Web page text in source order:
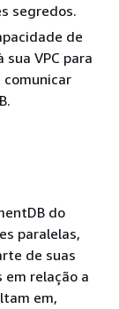
segredos.
de
VPC para
comunicar
do
paralelas,
de suas
em relação a
em,